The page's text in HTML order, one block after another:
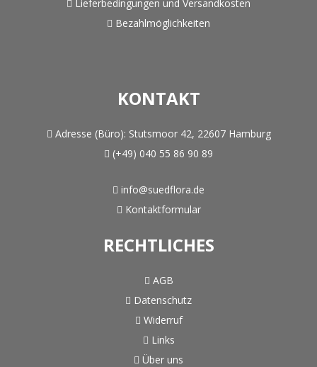
Lieferbedingungen und Versandkosten
Bezahlmöglichkeiten
KONTAKT
Adresse (Büro): Stutsmoor 42, 22607 Hamburg
(+49) 040 55 86 90 89
info@suedflora.de
Kontaktformular
RECHTLICHES
AGB
Datenschutz
Widerruf
Links
Über uns